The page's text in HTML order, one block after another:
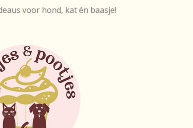
voor hond, kat én baasje!